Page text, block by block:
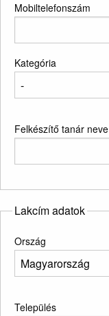
Mobiltelefonszám
Kategória
Felkészítő tanár neve
Lakcím adatok
Ország
Település